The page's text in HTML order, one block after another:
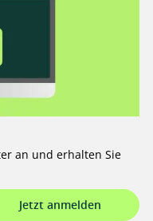
an und erhalten Sie
Jetzt anmelden